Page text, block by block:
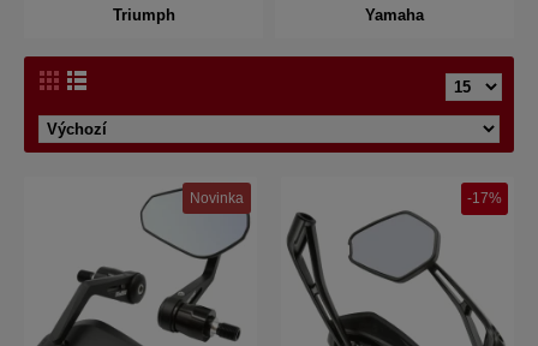
Triumph Yamaha
Novinka -17%